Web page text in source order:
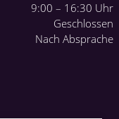
9:00 – 16:30 Uhr
Geschlossen
Nach Absprache